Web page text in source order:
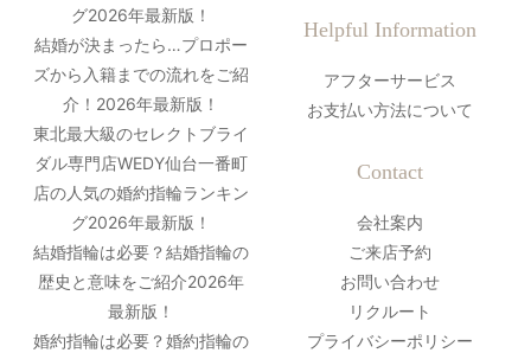
グ2026年最新版！
結婚が決まったら…プロポー
ズから入籍までの流れをご紹
介！2026年最新版！
東北最大級のセレクトブライ
ダル専門店WEDY仙台一番町
店の人気の婚約指輪ランキン
グ2026年最新版！
結婚指輪は必要？結婚指輪の
歴史と意味をご紹介2026年
最新版！
婚約指輪は必要？婚約指輪の
Helpful Information
アフターサービス
お支払い方法について
Contact
会社案内
ご来店予約
お問い合わせ
リクルート
プライバシーポリシー